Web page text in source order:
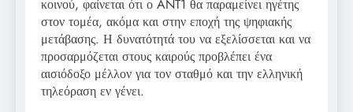
κοινού, φαίνεται ότι ο ANT1 θα παραμείνει ηγέτης
στον τομέα, ακόμα και στην εποχή της ψηφιακής
μετάβασης. Η δυνατότητά του να εξελίσσεται και να
προσαρμόζεται στους καιρούς προβλέπει ένα
αισιόδοξο μέλλον για τον σταθμό και την ελληνική
τηλεόραση εν γένει.